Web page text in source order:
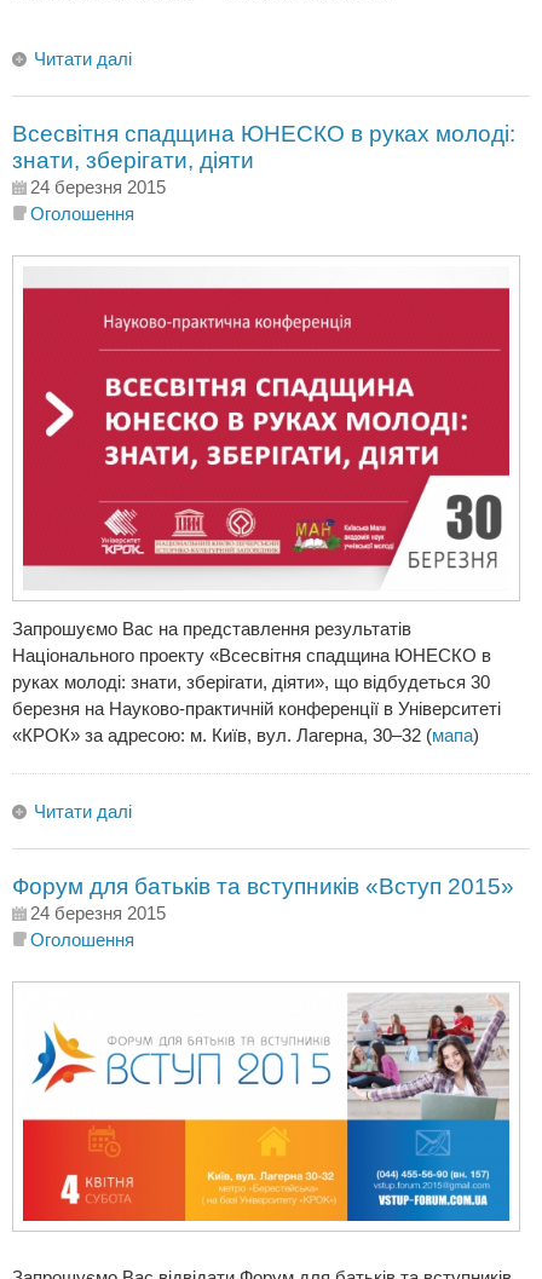
Читати далі
Всесвітня спадщина ЮНЕСКО в руках молоді:
знати, зберігати, діяти
24 березня 2015
Оголошення
Запрошуємо Вас на представлення результатів
Національного проекту «Всесвітня спадщина ЮНЕСКО в
руках молоді: знати, зберігати, діяти», що відбудеться 30
березня на Науково-практичній конференції в Університеті
«КРОК» за адресою: м. Київ, вул. Лагерна, 30–32 (мапа)
Читати далі
Форум для батьків та вступників «Вступ 2015»
24 березня 2015
Оголошення